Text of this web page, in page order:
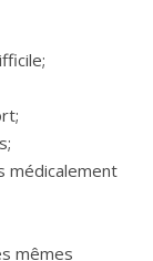
médicalement
mêmes